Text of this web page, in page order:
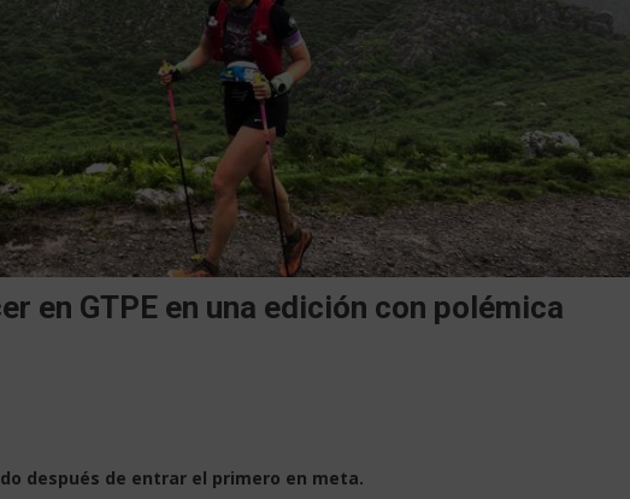
en GTPE en una edición con polémica
después de entrar el primero en meta.